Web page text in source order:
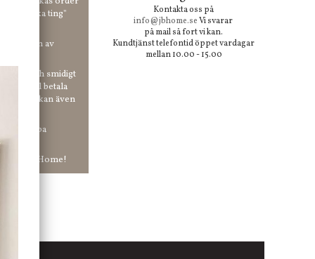
"unika ting"
anmälan av
och smidigt
hur du vill betala
Och du kan även
ha snabba
hos Jb Home!
Kontakta oss på
info@jbhome.seVi svarar
på mail så fort vi kan.
Kundtjänst telefontid öppet vardagar
mellan 10.00 - 15.00